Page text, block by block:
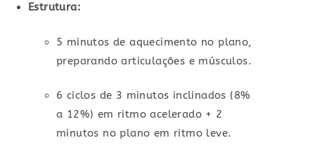
Estrutura:
5 minutos de aquecimento no plano,
preparando articulações e músculos.
6 ciclos de 3 minutos inclinados (8%
a 12%) em ritmo acelerado + 2
minutos no plano em ritmo leve.